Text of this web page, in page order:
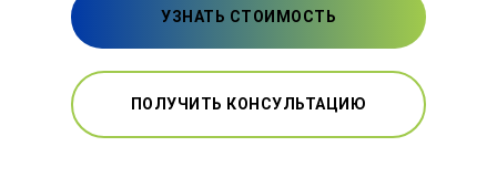
УЗНАТЬ СТОИМОСТЬ
ПОЛУЧИТЬ КОНСУЛЬТАЦИЮ